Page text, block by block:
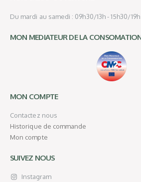
Du mardi au samedi : 09h30/13h - 15h30/19h
MON MEDIATEUR DE LA
MON COMPTE
Contactez nous
Historique de commande
Mon compte
SUIVEZ NOUS
Instagram